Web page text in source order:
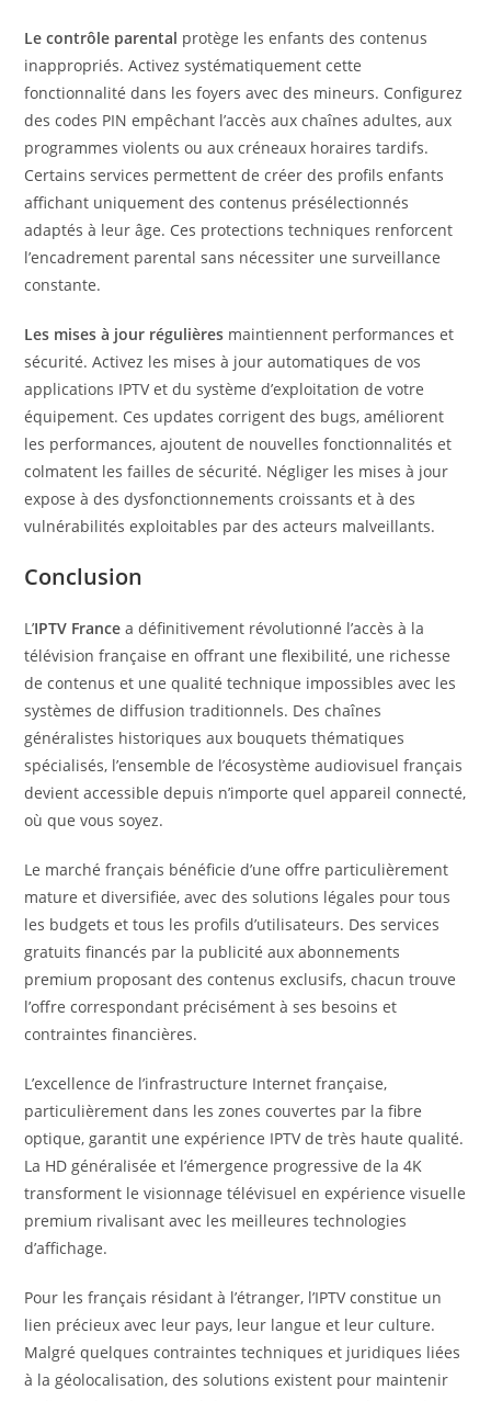
Le contrôle parental protège les enfants des contenus
inappropriés. Activez systématiquement cette
fonctionnalité dans les foyers avec des mineurs. Configurez
des codes PIN empêchant l’accès aux chaînes adultes, aux
programmes violents ou aux créneaux horaires tardifs.
Certains services permettent de créer des profils enfants
affichant uniquement des contenus présélectionnés
adaptés à leur âge. Ces protections techniques renforcent
l’encadrement parental sans nécessiter une surveillance
constante.
Les mises à jour régulières maintiennent performances et
sécurité. Activez les mises à jour automatiques de vos
applications IPTV et du système d’exploitation de votre
équipement. Ces updates corrigent des bugs, améliorent
les performances, ajoutent de nouvelles fonctionnalités et
colmatent les failles de sécurité. Négliger les mises à jour
expose à des dysfonctionnements croissants et à des
vulnérabilités exploitables par des acteurs malveillants.
Conclusion
L’IPTV France a définitivement révolutionné l’accès à la
télévision française en offrant une flexibilité, une richesse
de contenus et une qualité technique impossibles avec les
systèmes de diffusion traditionnels. Des chaînes
généralistes historiques aux bouquets thématiques
spécialisés, l’ensemble de l’écosystème audiovisuel français
devient accessible depuis n’importe quel appareil connecté,
où que vous soyez.
Le marché français bénéficie d’une offre particulièrement
mature et diversifiée, avec des solutions légales pour tous
les budgets et tous les profils d’utilisateurs. Des services
gratuits financés par la publicité aux abonnements
premium proposant des contenus exclusifs, chacun trouve
l’offre correspondant précisément à ses besoins et
contraintes financières.
L’excellence de l’infrastructure Internet française,
particulièrement dans les zones couvertes par la fibre
optique, garantit une expérience IPTV de très haute qualité.
La HD généralisée et l’émergence progressive de la 4K
transforment le visionnage télévisuel en expérience visuelle
premium rivalisant avec les meilleures technologies
d’affichage.
Pour les français résidant à l’étranger, l’IPTV constitue un
lien précieux avec leur pays, leur langue et leur culture.
Malgré quelques contraintes techniques et juridiques liées
à la géolocalisation, des solutions existent pour maintenir